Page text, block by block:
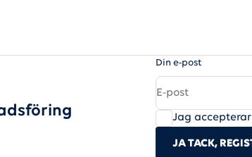
Din e-post
Jag
JA TACK,